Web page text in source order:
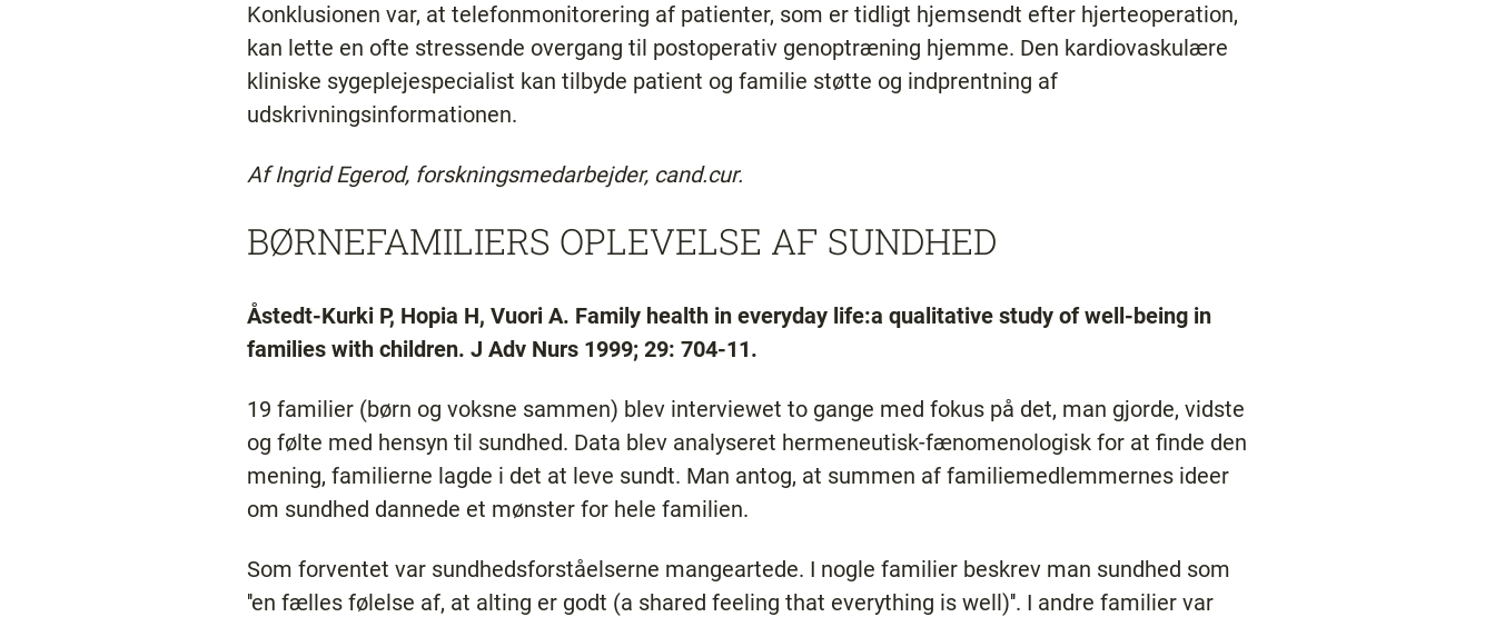
Konklusionen var, at telefonmonitorering af patienter, som er tidligt hjemsendt efter hjerteoperation,
kan lette en ofte stressende overgang til postoperativ genoptræning hjemme. Den kardiovaskulære
kliniske sygeplejespecialist kan tilbyde patient og familie støtte og indprentning af
udskrivningsinformationen.
Af Ingrid Egerod, forskningsmedarbejder, cand.cur.
BØRNEFAMILIERS OPLEVELSE AF SUNDHED
Åstedt-Kurki P, Hopia H, Vuori A. Family health in everyday life:a qualitative study of well-being in
families with children. J Adv Nurs 1999; 29: 704-11.
19 familier (børn og voksne sammen) blev interviewet to gange med fokus på det, man gjorde, vidste
og følte med hensyn til sundhed. Data blev analyseret hermeneutisk-fænomenologisk for at finde den
mening, familierne lagde i det at leve sundt. Man antog, at summen af familiemedlemmernes ideer
om sundhed dannede et mønster for hele familien.
Som forventet var sundhedsforståelserne mangeartede. I nogle familier beskrev man sundhed som
''en fælles følelse af, at alting er godt (a shared feeling that everything is well)''. I andre familier var